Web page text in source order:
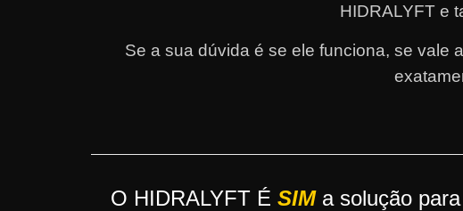
o
HIDRALYFT e
Se a sua dúvida é se ele funciona, se vale
O HIDRALYFT É SIMa solução